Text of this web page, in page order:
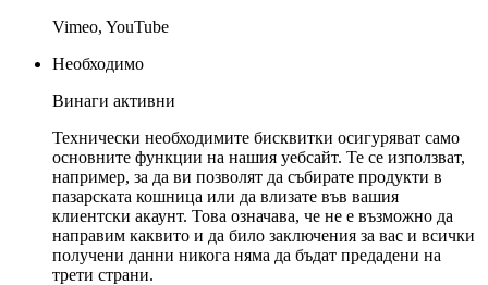
Vimeo, YouTube
Необходимо
Винаги активни
Технически необходимите бисквитки осигуряват само
основните функции на нашия уебсайт. Те се използват,
например, за да ви позволят да събирате продукти в
пазарската кошница или да влизате във вашия
клиентски акаунт. Това означава, че не е възможно да
направим каквито и да било заключения за вас и всички
получени данни никога няма да бъдат предадени на
трети страни.